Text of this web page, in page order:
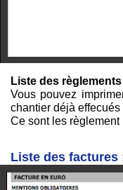
Liste des règlements
Vous pouvez
chantier déjà effecués
Ce sont les règlement
Liste des factures